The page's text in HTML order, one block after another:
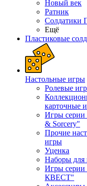
Новый век
Ратник
Солдатики
Ещё
Пластиковые
Настольные игры
Ролевые
карточные
Игры серии
& Sorcery"
Прочие
игры
Уценка
Наборы для
Игры
КВЕСТ"